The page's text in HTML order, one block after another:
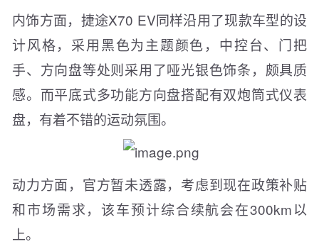
内饰方面，捷途X70 EV同样沿用了现款车型的设
计风格，采用黑色为主题颜色，中控台、门把
手、方向盘等处则采用了哑光银色饰条，颇具质
感。而平底式多功能方向盘搭配有双炮筒式仪表
盘，有着不错的运动氛围。
动力方面，官方暂未透露，考虑到现在政策补贴
和市场需求，该车预计综合续航会在300km以
上。